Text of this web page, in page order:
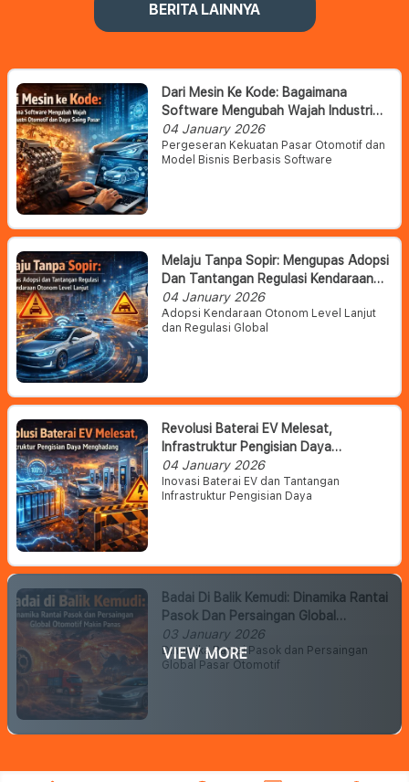
BERITA LAINNYA
Dari Mesin Ke Kode: Bagaimana
Software Mengubah Wajah Industri
Otomotif Dan Daya Saing Pasar
04 January 2026
Pergeseran Kekuatan Pasar Otomotif dan
Model Bisnis Berbasis Software
Melaju Tanpa Sopir: Mengupas Adopsi
Dan Tantangan Regulasi Kendaraan
Otonom Level Lanjut
04 January 2026
Adopsi Kendaraan Otonom Level Lanjut
dan Regulasi Global
Revolusi Baterai EV Melesat,
Infrastruktur Pengisian Daya
Menghadang
04 January 2026
Inovasi Baterai EV dan Tantangan
Infrastruktur Pengisian Daya
Badai Di Balik Kemudi: Dinamika Rantai
Pasok Dan Persaingan Global
Otomotif Makin Panas
03 January 2026
Dinamika Rantai Pasok dan Persaingan
Global Pasar Otomotif
VIEW MORE